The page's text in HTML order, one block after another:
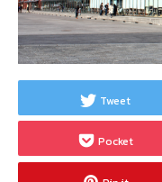
Tweet
Pocket